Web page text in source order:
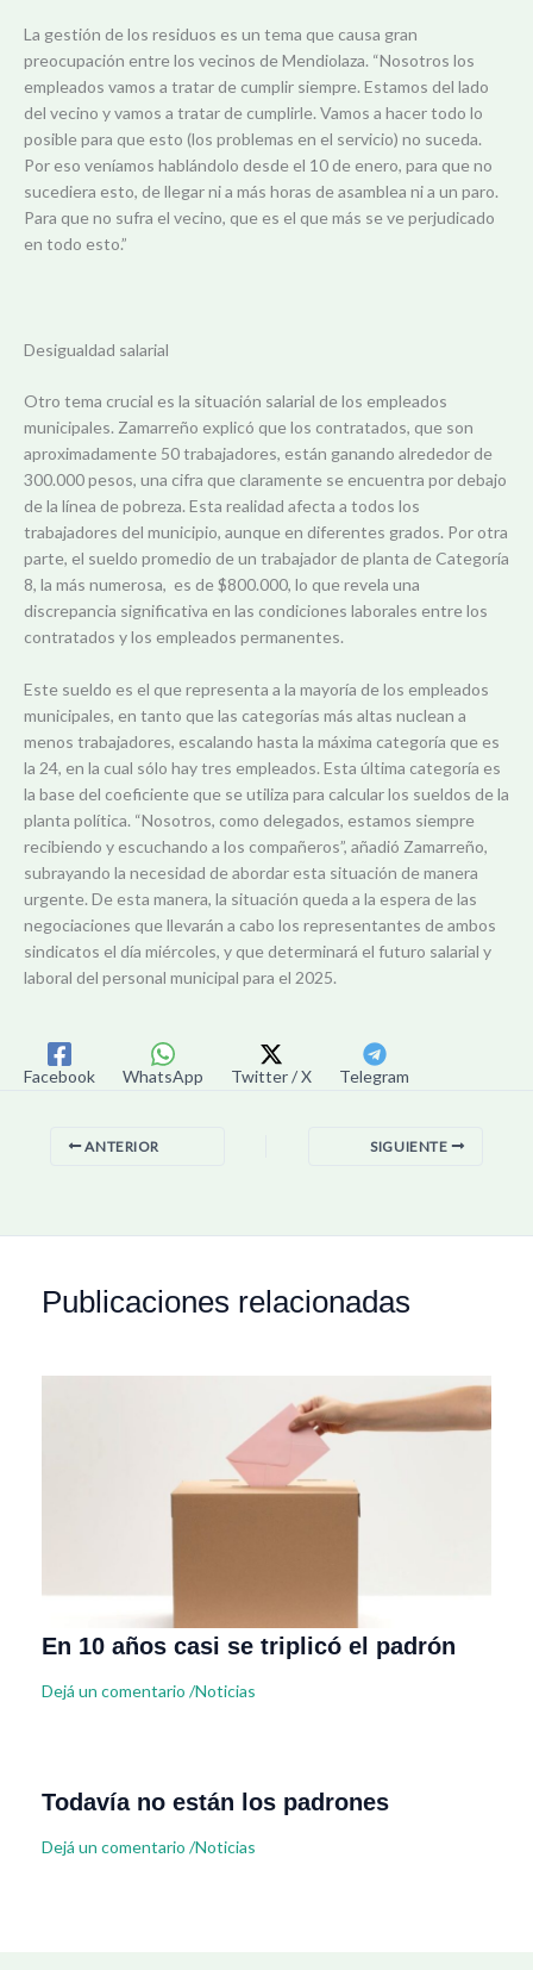
La gestión de los residuos es un tema que causa gran
preocupación entre los vecinos de Mendiolaza. “Nosotros los
empleados vamos a tratar de cumplir siempre. Estamos del lado
del vecino y vamos a tratar de cumplirle. Vamos a hacer todo lo
posible para que esto (los problemas en el servicio) no suceda.
Por eso veníamos hablándolo desde el 10 de enero, para que no
sucediera esto, de llegar ni a más horas de asamblea ni a un paro.
Para que no sufra el vecino, que es el que más se ve perjudicado
en todo esto.”
Desigualdad salarial
Otro tema crucial es la situación salarial de los empleados
municipales. Zamarreño explicó que los contratados, que son
aproximadamente 50 trabajadores, están ganando alrededor de
300.000 pesos, una cifra que claramente se encuentra por debajo
de la línea de pobreza. Esta realidad afecta a todos los
trabajadores del municipio, aunque en diferentes grados. Por otra
parte, el sueldo promedio de un trabajador de planta de Categoría
8, la más numerosa, es de $800.000, lo que revela una
discrepancia significativa en las condiciones laborales entre los
contratados y los empleados permanentes.
Este sueldo es el que representa a la mayoría de los empleados
municipales, en tanto que las categorías más altas nuclean a
menos trabajadores, escalando hasta la máxima categoría que es
la 24, en la cual sólo hay tres empleados. Esta última categoría es
la base del coeficiente que se utiliza para calcular los sueldos de la
planta política. “Nosotros, como delegados, estamos siempre
recibiendo y escuchando a los compañeros”, añadió Zamarreño,
subrayando la necesidad de abordar esta situación de manera
urgente. De esta manera, la situación queda a la espera de las
negociaciones que llevarán a cabo los representantes de ambos
sindicatos el día miércoles, y que determinará el futuro salarial y
laboral del personal municipal para el 2025.
Facebook WhatsApp Twitter / X Telegram
ANTERIOR SIGUIENTE
Publicaciones relacionadas
En 10 años casi se triplicó el padrón
Dejá un comentario /Noticias
Todavía no están los padrones
Dejá un comentario /Noticias